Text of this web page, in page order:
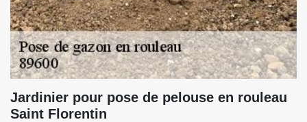
Jardinier pour pose de pelouse en rouleau
Saint Florentin